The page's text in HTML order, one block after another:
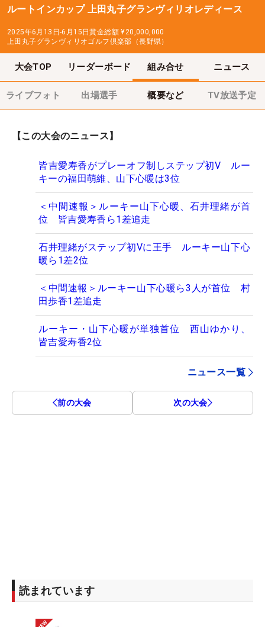
ルートインカップ 上田丸子グランヴィリオレディース
2025年6月13日-6月15日賞金総額 ¥20,000,000
上田丸子グランヴィリオゴルフ倶楽部（長野県）
大会TOP リーダーボード 組み合せ ニュース
ライブフォト 出場選手 概要など TV放送予定
【この大会のニュース】
皆吉愛寿香がプレーオフ制しステップ初V ルー
キーの福田萌維、山下心暖は3位
＜中間速報＞ルーキー山下心暖、石井理緒が首
位 皆吉愛寿香ら1差追走
石井理緒がステップ初Vに王手 ルーキー山下心
暖ら1差2位
＜中間速報＞ルーキー山下心暖ら3人が首位 村
田歩香1差追走
ルーキー・山下心暖が単独首位 西山ゆかり、
皆吉愛寿香2位
ニュース一覧
前の大会 次の大会
読まれています